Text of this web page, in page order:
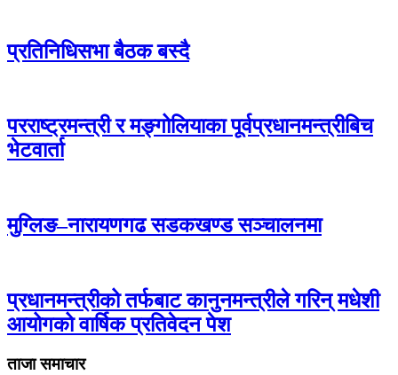
प्रतिनिधिसभा बैठक बस्दै
परराष्ट्रमन्त्री र मङ्गोलियाका पूर्वप्रधानमन्त्रीबिच
भेटवार्ता
मुग्लिङ–नारायणगढ सडकखण्ड सञ्चालनमा
प्रधानमन्त्रीको तर्फबाट कानुनमन्त्रीले गरिन् मधेशी
आयोगको वार्षिक प्रतिवेदन पेश
ताजा समाचार